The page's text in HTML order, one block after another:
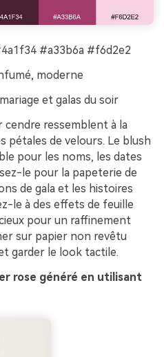
#a33b6a #f6d2e2
moderne
et galas du soir
cendre ressemblent à la
pétales de velours. Le blush
pour les noms, les dates
le pour la papeterie de
de gala et les histoires
le à des effets de feuille
pour un raffinement
sur papier non revêtu
garder le look tactile.
rose généré en utilisant